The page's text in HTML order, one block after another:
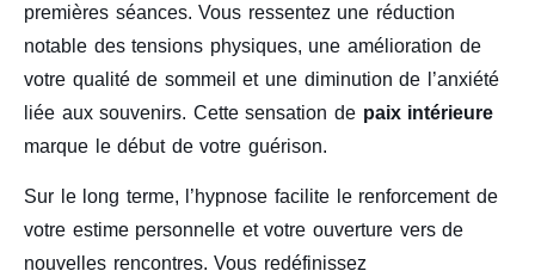
premières séances. Vous ressentez une réduction
notable des tensions physiques, une amélioration de
votre qualité de sommeil et une diminution de l’anxiété
liée aux souvenirs. Cette sensation de paix intérieure
marque le début de votre guérison.
Sur le long terme, l’hypnose facilite le renforcement de
votre estime personnelle et votre ouverture vers de
nouvelles rencontres. Vous redéfinissez